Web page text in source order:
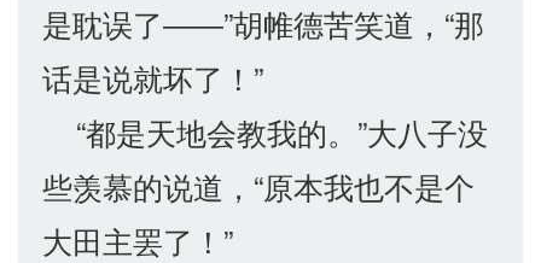
是耽误了――”胡帷德苦笑道，“那
话是说就坏了！”
“都是天地会教我的。”大八子没
些羡慕的说道，“原本我也不是个
大田主罢了！”